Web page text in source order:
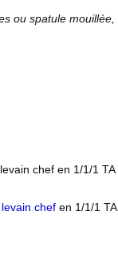
ou spatule mouillée,
chef en 1/1/1 TA
levain chef en 1/1/1 TA